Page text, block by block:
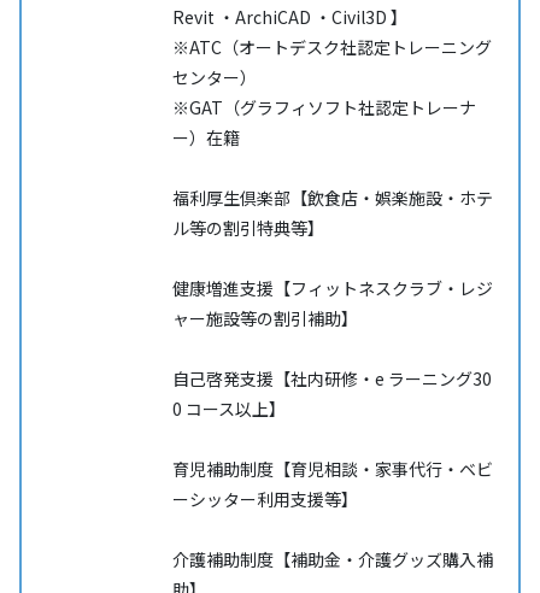
Revit ・ArchiCAD ・Civil3D 】
※ATC（オートデスク社認定トレーニング
センター）
※GAT（グラフィソフト社認定トレーナ
ー）在籍
福利厚生倶楽部【飲食店・娯楽施設・ホテ
ル等の割引特典等】
健康増進支援【フィットネスクラブ・レジ
ャー施設等の割引補助】
自己啓発支援【社内研修・e ラーニング30
0 コース以上】
育児補助制度【育児相談・家事代行・ベビ
ーシッター利用支援等】
介護補助制度【補助金・介護グッズ購入補